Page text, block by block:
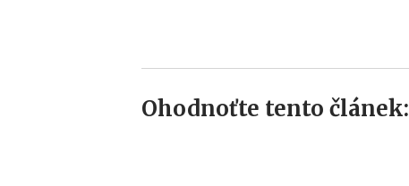
Ohodnoťte tento článek: